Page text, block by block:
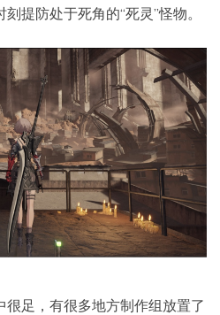
提防处于死角的“死灵”怪物。
足，有很多地方制作组放置了